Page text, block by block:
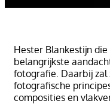
Hester Blankestijn
belangrijkste
fotografie. Daarbij zal
fotografische
composities en